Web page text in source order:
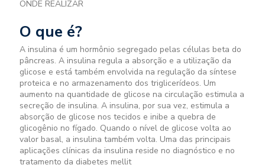
ONDE REALIZAR
O que é?
A insulina é um hormônio segregado pelas células beta do
pâncreas. A insulina regula a absorção e a utilização da
glicose e está também envolvida na regulação da síntese
proteica e no armazenamento dos triglicerídeos. Um
aumento na quantidade de glicose na circulação estimula a
secreção de insulina. A insulina, por sua vez, estimula a
absorção de glicose nos tecidos e inibe a quebra de
glicogênio no fígado. Quando o nível de glicose volta ao
valor basal, a insulina também volta. Uma das principais
aplicações clínicas da insulina reside no diagnóstico e no
tratamento da diabetes mellit